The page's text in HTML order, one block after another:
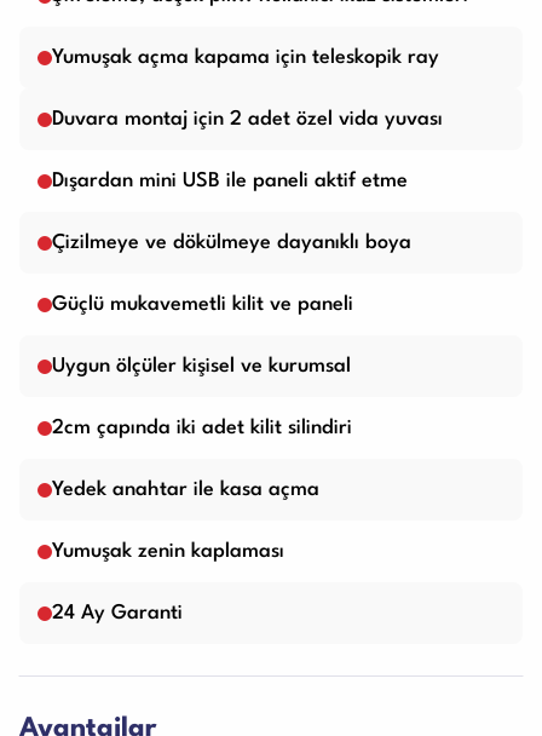
Yumuşak açma kapama için teleskopik ray
Duvara montaj için 2 adet özel vida yuvası
Dışardan mini USB ile paneli aktif etme
Çizilmeye ve dökülmeye dayanıklı boya
Güçlü mukavemetli kilit ve paneli
Uygun ölçüler kişisel ve kurumsal
2cm çapında iki adet kilit silindiri
Yedek anahtar ile kasa açma
Yumuşak zenin kaplaması
24 Ay Garanti
Avantajlar